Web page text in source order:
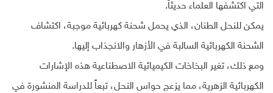
التي اكتشفها العلماء حديثاً.
يمكن للنحل الطنان، الذي يحمل شحنة كهربائية موجبة، اكتشاف
الشحنة الكهربائية السالبة في الأزهار والانجذاب إليها.
ومع ذلك، تغير البخاخات الكيميائية الاصطناعية هذه الإشارات
الكهربائية الزهرية، مما يزعج حواس النحل، تبعاً للدراسة المنشورة في